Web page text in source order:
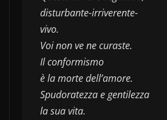
disturbante-irriverente-
vivo.
Voi non ve ne curaste.
Il conformismo
è la morte dell’amore.
Spudoratezza e gentilezza
la sua vita.